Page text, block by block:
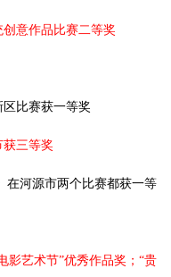
意作品比赛二等奖
比赛获一等奖
三等奖
在河源市两个比赛都获一等
影艺术节”优秀作品奖；“贵